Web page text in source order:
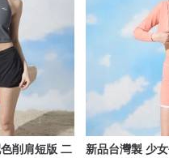
削肩短版 二
新品台灣製 少